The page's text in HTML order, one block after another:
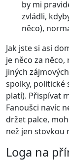
by mi
zvládli,
něco),
Jak jste si asi
je něco za
jiných
spolky, politické
platí). Přispívat
Fanoušci navíc
držet palce,
než jen stovkou
Loga na